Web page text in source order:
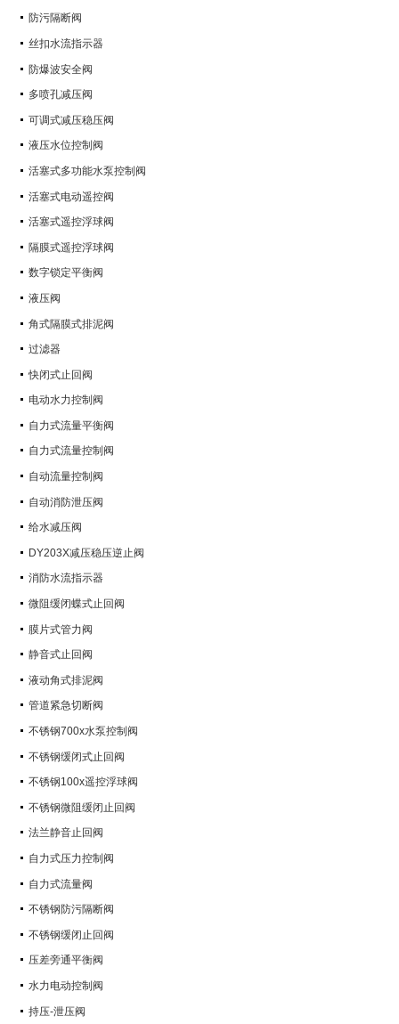
防污隔断阀
丝扣水流指示器
防爆波安全阀
多喷孔减压阀
可调式减压稳压阀
液压水位控制阀
活塞式多功能水泵控制阀
活塞式电动遥控阀
活塞式遥控浮球阀
隔膜式遥控浮球阀
数字锁定平衡阀
液压阀
角式隔膜式排泥阀
过滤器
快闭式止回阀
电动水力控制阀
自力式流量平衡阀
自力式流量控制阀
自动流量控制阀
自动消防泄压阀
给水减压阀
DY203X减压稳压逆止阀
消防水流指示器
微阻缓闭蝶式止回阀
膜片式管力阀
静音式止回阀
液动角式排泥阀
管道紧急切断阀
不锈钢700x水泵控制阀
不锈钢缓闭式止回阀
不锈钢100x遥控浮球阀
不锈钢微阻缓闭止回阀
法兰静音止回阀
自力式压力控制阀
自力式流量阀
不锈钢防污隔断阀
不锈钢缓闭止回阀
压差旁通平衡阀
水力电动控制阀
持压-泄压阀